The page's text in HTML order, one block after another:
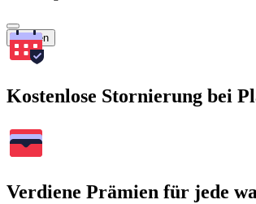
Suchen
Kostenlose Stornierung bei
Verdiene Prämien für jede